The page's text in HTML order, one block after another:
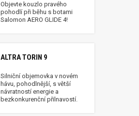
Objevte kouzlo pravého
pohodlí při běhu s botami
Salomon AERO GLIDE 4!
ALTRA TORIN 9
Silniční objemovka v novém
hávu, pohodlnější, s větší
návratností energie a
bezkonkurenční přilnavostí.